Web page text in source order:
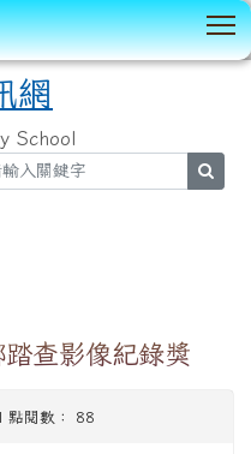
網
School
查影像紀錄獎
點閱數： 88